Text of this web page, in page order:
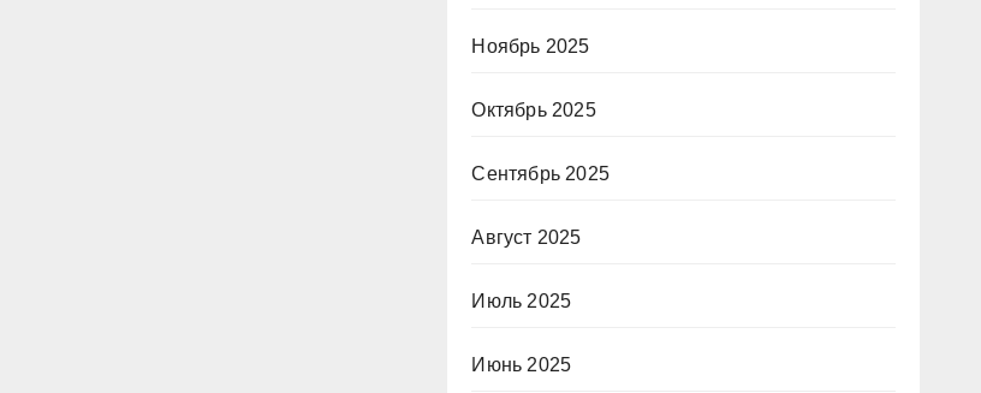
Ноябрь 2025
Октябрь 2025
Сентябрь 2025
Август 2025
Июль 2025
Июнь 2025